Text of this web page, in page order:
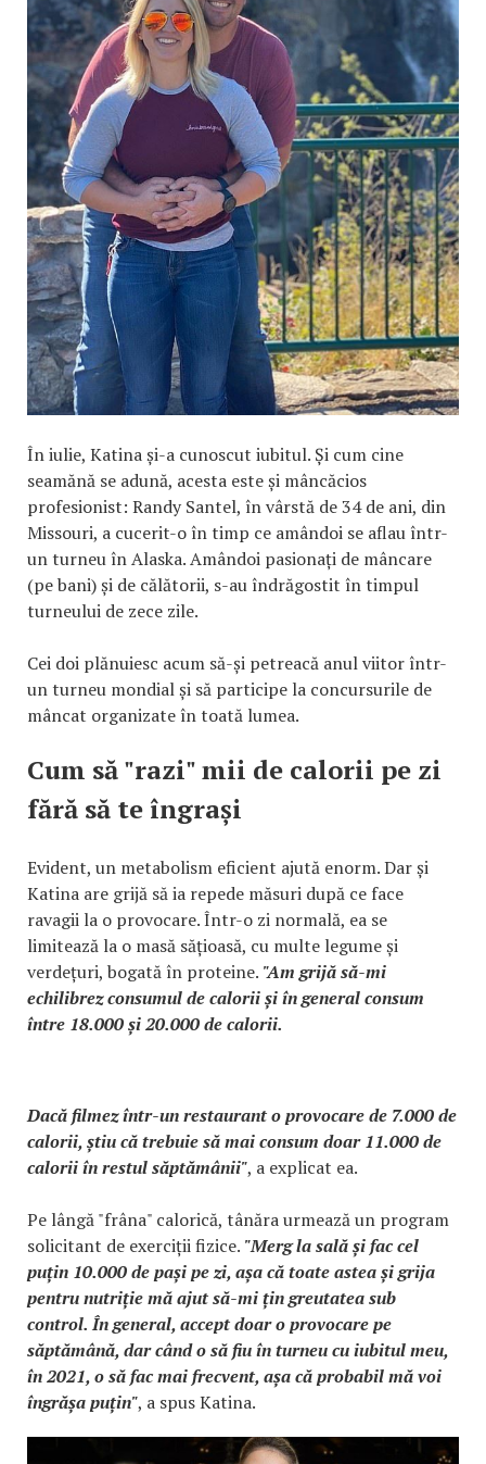
În iulie, Katina și-a cunoscut iubitul. Și cum cine
seamănă se adună, acesta este și mâncăcios
profesionist: Randy Santel, în vârstă de 34 de ani, din
Missouri, a cucerit-o în timp ce amândoi se aflau într-
un turneu în Alaska. Amândoi pasionați de mâncare
(pe bani) și de călătorii, s-au îndrăgostit în timpul
turneului de zece zile.
Cei doi plănuiesc acum să-și petreacă anul viitor într-
un turneu mondial și să participe la concursurile de
mâncat organizate în toată lumea.
Cum să "razi" mii de calorii pe zi
fără să te îngrași
Evident, un metabolism eficient ajută enorm. Dar și
Katina are grijă să ia repede măsuri după ce face
ravagii la o provocare. Într-o zi normală, ea se
limitează la o masă sățioasă, cu multe legume și
verdețuri, bogată în proteine. "Am grijă să-mi
echilibrez consumul de calorii și în general consum
între 18.000 și 20.000 de calorii.
Dacă filmez într-un restaurant o provocare de 7.000 de
calorii, știu că trebuie să mai consum doar 11.000 de
calorii în restul săptămânii", a explicat ea.
Pe lângă "frâna" calorică, tânăra urmează un program
solicitant de exerciții fizice. "Merg la sală și fac cel
puțin 10.000 de pași pe zi, așa că toate astea și grija
pentru nutriție mă ajut să-mi țin greutatea sub
control. În general, accept doar o provocare pe
săptămână, dar când o să fiu în turneu cu iubitul meu,
în 2021, o să fac mai frecvent, așa că probabil mă voi
îngrășa puțin", a spus Katina.